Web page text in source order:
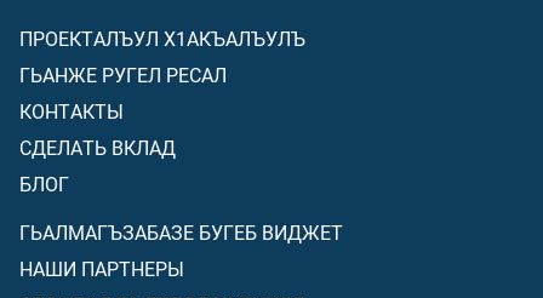
ПРОЕКТАЛЪУЛ Х1АКЪАЛЪУЛЪ
ГЬАНЖЕ РУГЕЛ РЕСАЛ
КОНТАКТЫ
СДЕЛАТЬ ВКЛАД
БЛОГ
ГЬАЛМАГЪЗАБАЗЕ БУГЕБ ВИДЖЕТ
НАШИ ПАРТНЕРЫ